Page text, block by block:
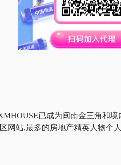
已成为闽南金三角和
网站,最多的房地产精英人物个